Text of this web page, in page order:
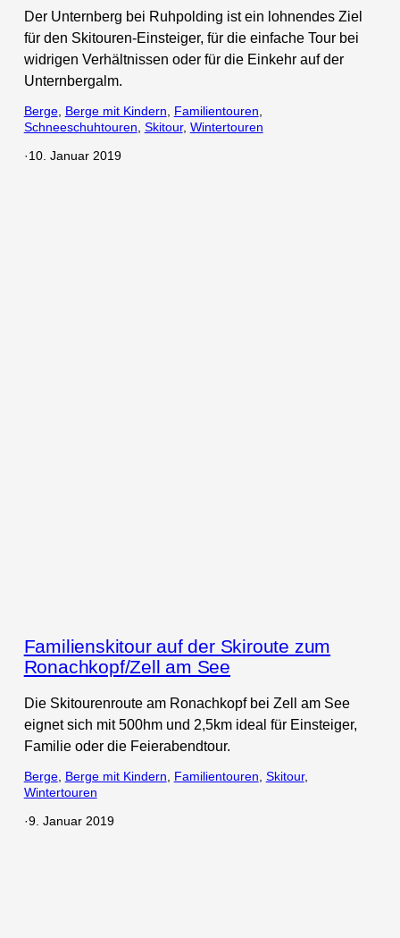
Der Unternberg bei Ruhpolding ist ein lohnendes Ziel
für den Skitouren-Einsteiger, für die einfache Tour bei
widrigen Verhältnissen oder für die Einkehr auf der
Unternbergalm.
Berge, Berge mit Kindern Familientouren
Schneeschuhtouren Skitour, Wintertouren
·10. Januar 2019
Familienskitour auf der Skiroute zum
Ronachkopf/Zell am See
Die Skitourenroute am Ronachkopf bei Zell am See
eignet sich mit 500hm und 2,5km ideal für Einsteiger,
Familie oder die Feierabendtour.
Berge, Berge mit Kindern Familientouren Skitour
Wintertouren
·9. Januar 2019